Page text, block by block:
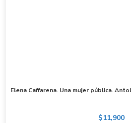
Elena Caffarena. Una mujer pública.
$11,900